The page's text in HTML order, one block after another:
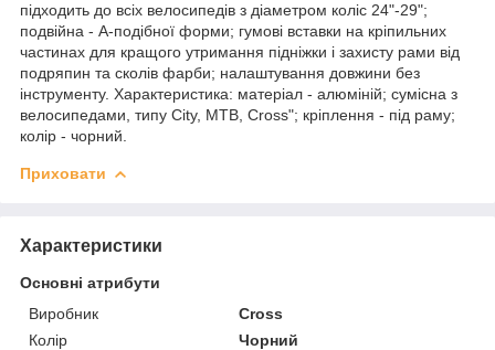
підходить до всіх велосипедів з діаметром коліс 24"-29";
подвійна - А-подібної форми; гумові вставки на кріпильних
частинах для кращого утримання підніжки і захисту рами від
подряпин та сколів фарби; налаштування довжини без
інструменту. Характеристика: матеріал - алюміній; сумісна з
велосипедами, типу City, MTB, Cross"; кріплення - під раму;
колір - чорний.
Приховати
Характеристики
Основні атрибути
Виробник
Cross
Колір
Чорний